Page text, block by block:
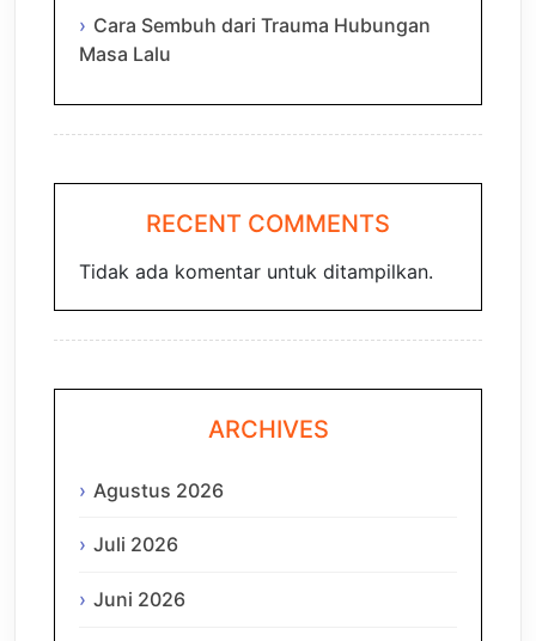
Cara Sembuh dari Trauma Hubungan
Masa Lalu
RECENT COMMENTS
Tidak ada komentar untuk ditampilkan.
ARCHIVES
Agustus 2026
Juli 2026
Juni 2026